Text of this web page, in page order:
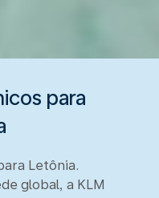
para
Letônia.
global, a KLM